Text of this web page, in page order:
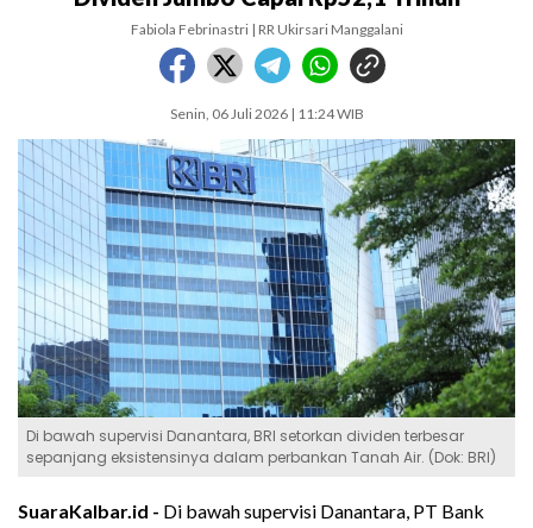
Fabiola Febrinastri | RR Ukirsari Manggalani
Senin, 06 Juli 2026 | 11:24 WIB
Di bawah supervisi Danantara, BRI setorkan dividen terbesar
sepanjang eksistensinya dalam perbankan Tanah Air. (Dok: BRI)
SuaraKalbar.id - Di bawah supervisi Danantara, PT Bank